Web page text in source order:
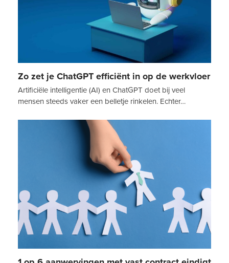
Zo zet je ChatGPT efficiënt in op de werkvloer
Artificiële intelligentie (AI) en ChatGPT doet bij veel
mensen steeds vaker een belletje rinkelen. Echter…